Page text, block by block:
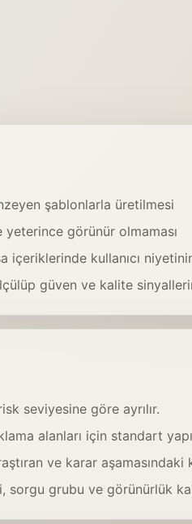
şablonlarla üretilmesi
görünür olmaması
içeriklerinde kullanıcı
güven ve kalite
seviyesine göre ayrılır.
alanları için standart yapı
ve karar aşamasındaki
sorgu grubu ve görünürlük